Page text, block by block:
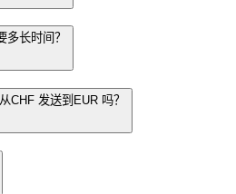
长时间？
CHF 发送到EUR 吗？